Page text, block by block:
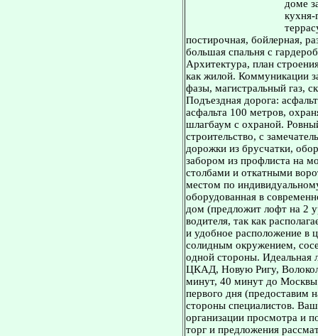
доме
постирочная, бойлерная,
большая спальня с
Архитектура, план
как жилой. Коммуникации
фазы, магистральный газ,
Подъездная дорога:
асфальта 100 метров,
шлагбаум с охраной.
строительство, с
дорожки из брусчатки,
забором из профлиста на
столбами и откатными
местом по
оборудованная в
дом (предложит лофт на 2
водителя, так как
и удобное расположение в
солидным окружением,
одной стороны. Идеальная
ЦКАД, Новую Ригу,
минут, 40 минут до Москвы.
первого дня (предоставим
стороны специалистов.
организации просмотра и
торг и предложения